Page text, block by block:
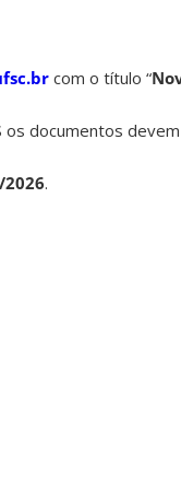
com o título “
os documentos devem
.